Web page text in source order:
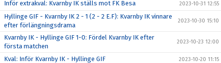
Inför extrakval: Kvarnby IK ställs mot FK Besa 2023-10-31 12:55
Hyllinge GIF - Kvarnby IK 2 - 1 (2 - 2 E.F): Kvarnby IK vinnare
efter förlängningsdrama
2023-10-30 15:10
Kvarnby IK - Hyllinge GIF 1-0: Fördel Kvarnby IK efter
första matchen
2023-10-23 12:00
Kval: Inför Kvarnby IK - Hyllinge GIF 2023-10-20 11:15